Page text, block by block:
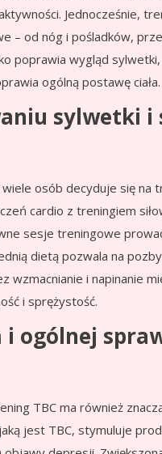
Jednocześnie,
– od nóg i pośladków,
poprawia wygląd
ogólną postawę ciała.
sylwetki
osób decyduje się
cardio z treningiem
sesje treningowe
dietą pozwala na
i napinanie
i sprężystość.
i ogólnej
TBC ma również
jest TBC, stymuluje